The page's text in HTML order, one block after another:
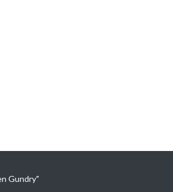
Gundry"